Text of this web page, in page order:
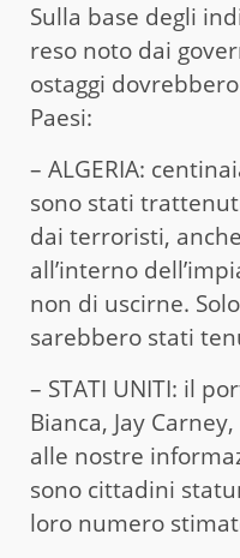
Sulla base degli
reso noto dai
ostaggi
Paesi:
– ALGERIA:
sono stati
dai terroristi,
all’interno
non di uscirne.
sarebbero stati
– STATI UNITI: il
Bianca, Jay
alle nostre
sono cittadini
loro numero